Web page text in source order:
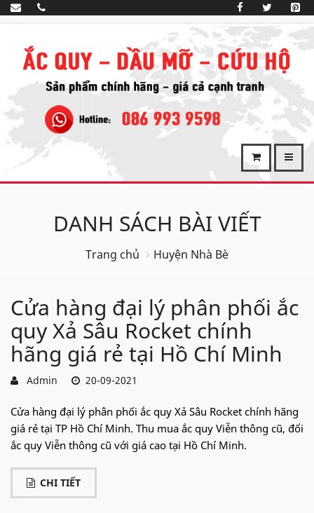
DANH SÁCH BÀI VIẾT
Trang chủ Huyện Nhà Bè
Cửa hàng đại lý phân phối ắc
quy Xả Sâu Rocket chính
hãng giá rẻ tại Hồ Chí Minh
Admin 20-09-2021
Cửa hàng đại lý phân phối ắc quy Xả Sâu Rocket chính hãng
giá rẻ tại TP Hồ Chí Minh. Thu mua ắc quy Viễn thông cũ, đổi
ắc quy Viễn thông cũ với giá cao tại Hồ Chí Minh.
CHI TIẾT